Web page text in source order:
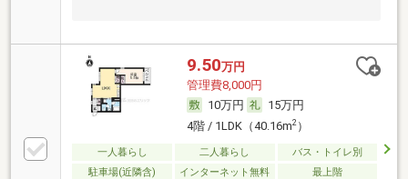
9.50万円
管理費8,000円
10万円
15万円
4階 / 1LDK（40.16m2）
一人暮らし 二人暮らし
バス・トイレ別
駐車場(近隣含)
インターネット無料 最上階